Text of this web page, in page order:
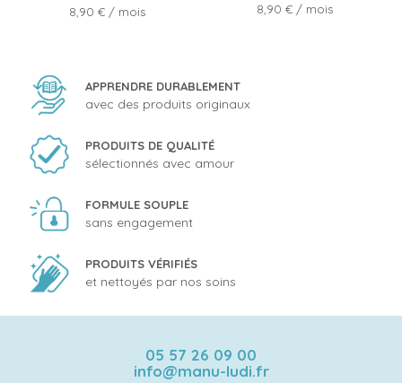
Prix
8,90 € / mois Prix
8,90 € / mois
APPRENDRE DURABLEMENT
avec des produits originaux
PRODUITS DE QUALITÉ
sélectionnés avec amour
FORMULE SOUPLE
sans engagement
PRODUITS VÉRIFIÉS
et nettoyés par nos soins
05 57 26 09 00
info@manu-ludi.fr